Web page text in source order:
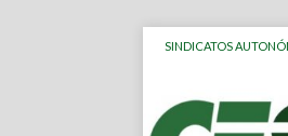
SINDICATOS